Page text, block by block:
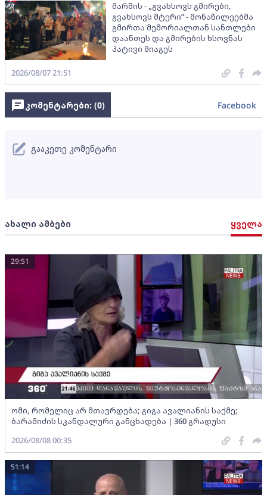
მარშის - „გვახსოვს გმირები,
გვახსოვს მტერი” - მონაწილეებმა
გმირთა მემორიალთან სანთლები
დაანთეს და გმირების ხსოვნას
პატივი მიაგეს
2026/08/07 21:51
ახალი ამბები ყველა
ომი, რომელიც არ მთავრდება; გიგა ავალიანის საქმე;
ბარამიძის სკანდალური განცხადება | 360 გრადუსი
29:51
2026/08/08 00:35
51:14
კომენტარები: (0) Facebook
გააკეთე კომენტარი